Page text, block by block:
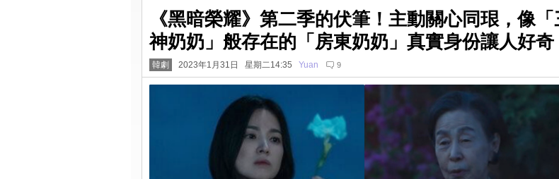
《黑暗榮耀》第二季的伏筆！主動關心同珢，像「
神奶奶」般存在的「房東奶奶」真實身份讓人好奇
韓劇 2023年1月31日 星期二14:35 Yuan 9